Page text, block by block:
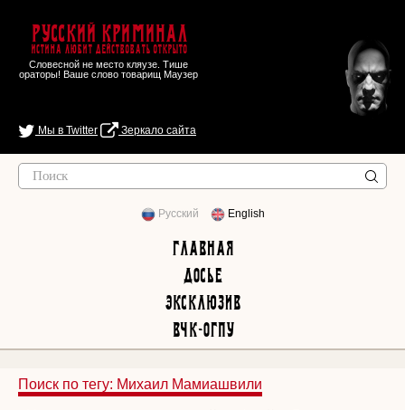
Русский Криминал
Истина любит действовать открыто
Словесной не место кляузе. Тише
ораторы! Ваше слово товарищ Маузер
Мы в Twitter Зеркало сайта
Русский English
Главная
Досье
Эксклюзив
ВЧК-ОГПУ
Поиск по тегу: Михаил Мамиашвили